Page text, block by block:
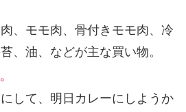
、モモ肉、骨付きモモ肉、冷
、油、などが主な買い物。
して、明日カレーにしようか